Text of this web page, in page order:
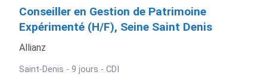
Conseiller en Gestion de Patrimoine
Expérimenté (H/F), Seine Saint Denis
Allianz
Saint-Denis - 9 jours - CDI